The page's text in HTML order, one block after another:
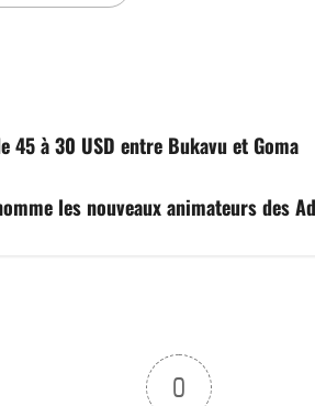
45 à 30 USD entre Bukavu et Goma
les nouveaux animateurs des
0